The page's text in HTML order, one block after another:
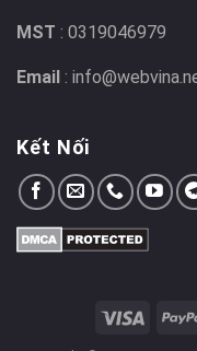
MST : 0319046979
Email :
Kết Nối